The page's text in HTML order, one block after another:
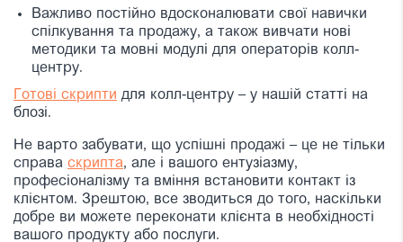
Важливо постійно вдосконалювати свої навички
спілкування та продажу, а також вивчати нові
методики та мовні модулі для операторів колл-
центру.
Готові скрипти для колл-центру – у нашій статті на
блозі.
Не варто забувати, що успішні продажі – це не тільки
справа скрипта, але і вашого ентузіазму,
професіоналізму та вміння встановити контакт із
клієнтом. Зрештою, все зводиться до того, наскільки
добре ви можете переконати клієнта в необхідності
вашого продукту або послуги.